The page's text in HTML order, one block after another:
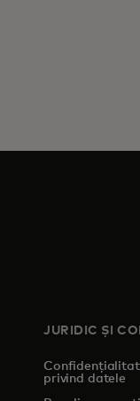
JURIDIC ȘI
privind datele